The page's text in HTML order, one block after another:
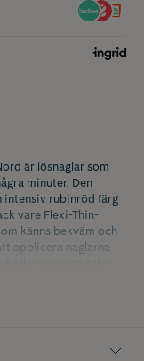
är lösnaglar som
minuter. Den
intensiv rubinröd färg
vare Flexi-Thin-
känns bekväm och
applicera naglarna